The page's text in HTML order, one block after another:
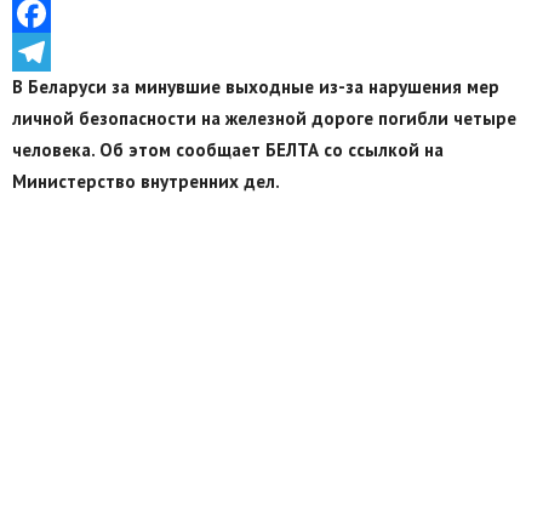
VK
Facebook
Telegram
В Беларуси за минувшие выходные из-за нарушения мер
личной безопасности на железной дороге погибли четыре
человека. Об этом сообщает БЕЛТА со ссылкой на
Министерство внутренних дел.